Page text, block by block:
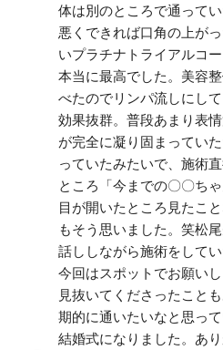
体は別のところで通って
悪くできれば口角の上が
いプラチナトライアルコ
本当に最高でした。美容
べたのでリンパ流しにし
効果抜群。普段あまり表
が完全に凝り固まってい
っていたみたいで、施術
ところ「今までの〇〇ち
目が開いたところ見たこ
もそう思いました。笑松
話ししながら施術をして
今回はスポットでお願い
見抜いてくださったこと
期的に通いたいなと思っ
結婚式になりました。あ